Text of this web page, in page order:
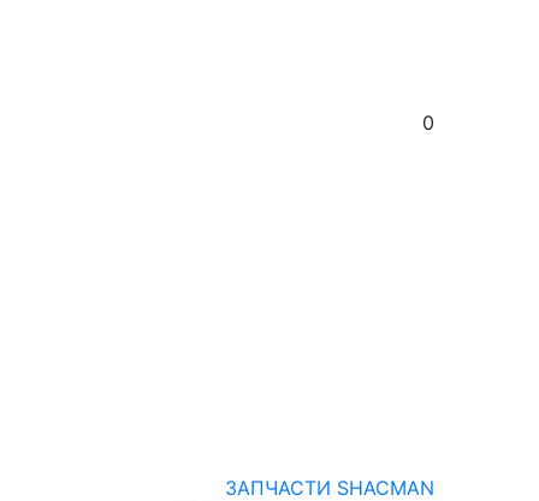
0
ЗАПЧАСТИ SHACMAN